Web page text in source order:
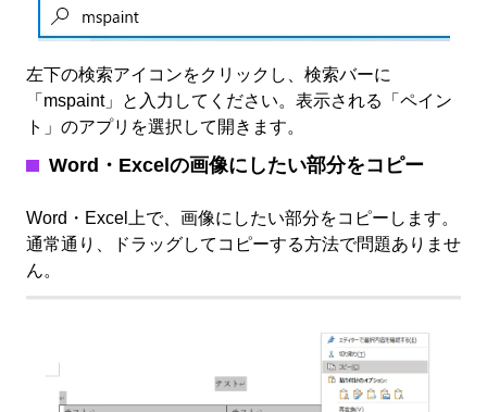
左下の検索アイコンをクリックし、検索バーに
「mspaint」と入力してください。表示される「ペイン
ト」のアプリを選択して開きます。
Word・Excelの画像にしたい部分をコピー
Word・Excel上で、画像にしたい部分をコピーします。
通常通り、ドラッグしてコピーする方法で問題ありませ
ん。